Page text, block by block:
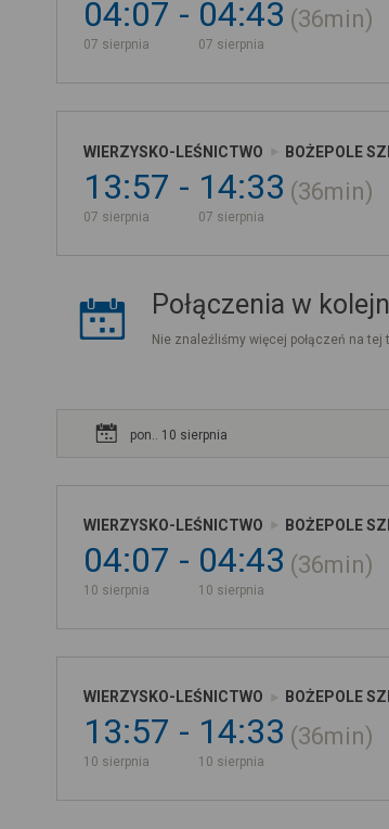
04:07
07 sierpnia
04:43
07 sierpnia
36min
WIERZYSKO-LEŚNICTWO BOŻEPOLE
13:57
07 sierpnia
14:33
07 sierpnia
36min
Połączenia w
Nie znaleźliśmy więcej połączeń na
pon.. 10 sierpnia
WIERZYSKO-LEŚNICTWO BOŻEPOLE
04:07
10 sierpnia
04:43
10 sierpnia
36min
WIERZYSKO-LEŚNICTWO BOŻEPOLE
13:57
10 sierpnia
14:33
10 sierpnia
36min